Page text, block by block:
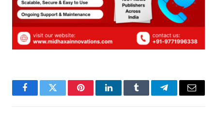
FacebookTwitter PinterestLinkedInTumblr TelegramEmail